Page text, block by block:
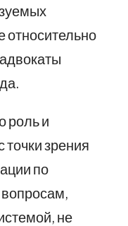
относительно
роль и
точки зрения
по
не